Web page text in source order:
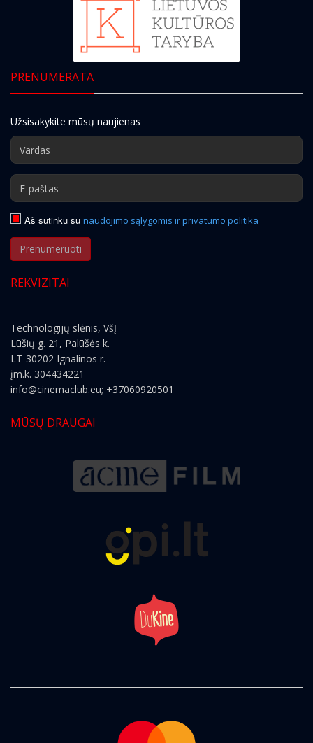
PRENUMERATA
Užsisakykite mūsų naujienas
Aš sutinku su naudojimo sąlygomis ir privatumo politika
Prenumeruoti
REKVIZITAI
Technologijų slėnis, VšĮ
Lūšių g. 21, Palūšės k.
LT-30202 Ignalinos r.
įm.k. 304434221
info@cinemaclub.eu; +37060920501
MŪSŲ DRAUGAI